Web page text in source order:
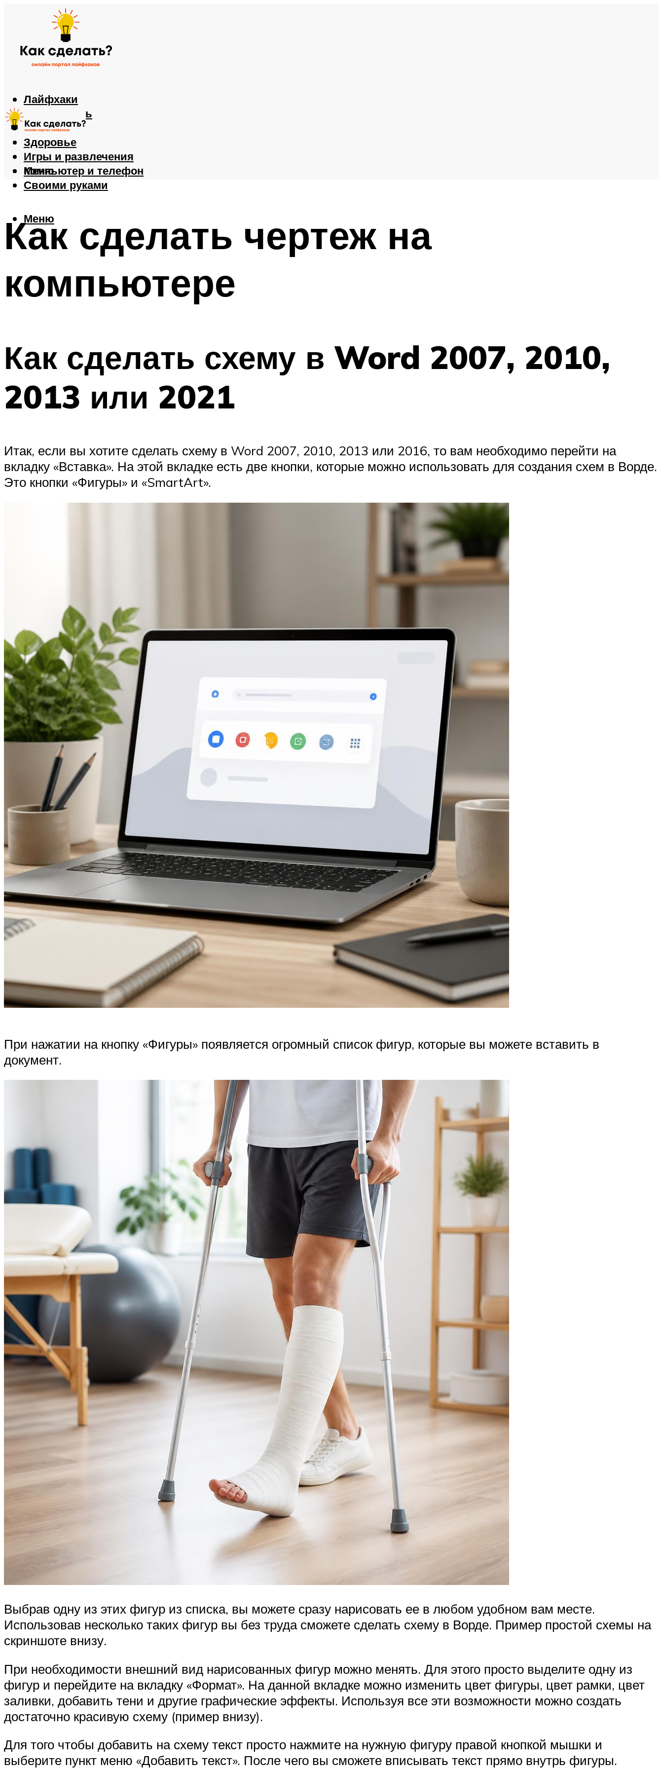
Лайфхаки
Автомобиль
Еда
Здоровье
Игры и развлечения
Компьютер и телефон
Своими руками
Меню
Меню
Как сделать чертеж на
компьютере
Как сделать схему в Word 2007, 2010,
2013 или 2021
Итак, если вы хотите сделать схему в Word 2007, 2010, 2013 или 2016, то вам необходимо перейти на
вкладку «Вставка». На этой вкладке есть две кнопки, которые можно использовать для создания схем в Ворде.
Это кнопки «Фигуры» и «SmartArt».
При нажатии на кнопку «Фигуры» появляется огромный список фигур, которые вы можете вставить в
документ.
Выбрав одну из этих фигур из списка, вы можете сразу нарисовать ее в любом удобном вам месте.
Использовав несколько таких фигур вы без труда сможете сделать схему в Ворде. Пример простой схемы на
скриншоте внизу.
При необходимости внешний вид нарисованных фигур можно менять. Для этого просто выделите одну из
фигур и перейдите на вкладку «Формат». На данной вкладке можно изменить цвет фигуры, цвет рамки, цвет
заливки, добавить тени и другие графические эффекты. Используя все эти возможности можно создать
достаточно красивую схему (пример внизу).
Для того чтобы добавить на схему текст просто нажмите на нужную фигуру правой кнопкой мышки и
выберите пункт меню «Добавить текст». После чего вы сможете вписывать текст прямо внутрь фигуры.